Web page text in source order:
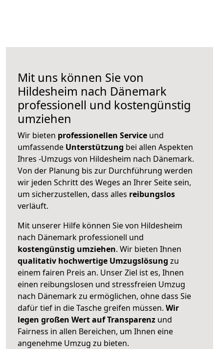
Mit uns können Sie von
Hildesheim nach Dänemark
professionell und kostengünstig
umziehen
Wir bieten professionellen Service und
umfassende Unterstützung bei allen Aspekten
Ihres -Umzugs von Hildesheim nach Dänemark.
Von der Planung bis zur Durchführung werden
wir jeden Schritt des Weges an Ihrer Seite sein,
um sicherzustellen, dass alles reibungslos
verläuft.
Mit unserer Hilfe können Sie von Hildesheim
nach Dänemark professionell und
kostengünstig umziehen. Wir bieten Ihnen
qualitativ hochwertige Umzugslösung zu
einem fairen Preis an. Unser Ziel ist es, Ihnen
einen reibungslosen und stressfreien Umzug
nach Dänemark zu ermöglichen, ohne dass Sie
dafür tief in die Tasche greifen müssen. Wir
legen großen Wert auf Transparenz und
Fairness in allen Bereichen, um Ihnen eine
angenehme Umzug zu bieten.